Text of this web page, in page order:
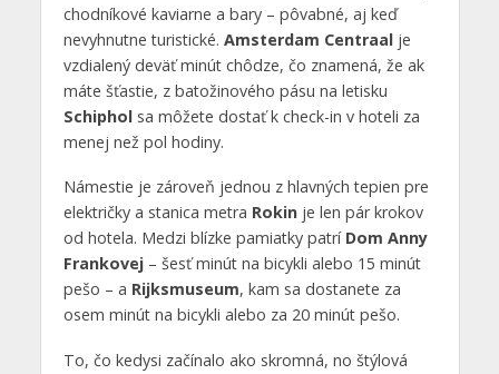
chodníkové kaviarne a bary – pôvabné, aj keď
nevyhnutne turistické. Amsterdam Centraalje
vzdialený deväť minút chôdze, čo znamená, že ak
máte šťastie, z batožinového pásu na letisku
Schipholsa môžete dostať k check-in v hoteli za
menej než pol hodiny.
Námestie je zároveň jednou z hlavných tepien pre
električky a stanica metra Rokinje len pár krokov
od hotela. Medzi blízke pamiatky patrí Dom Anny
Frankovej– šesť minút na bicykli alebo 15 minút
pešo – a Rijksmuseum, kam sa dostanete za
osem minút na bicykli alebo za 20 minút pešo.
To, čo kedysi začínalo ako skromná, no štýlová